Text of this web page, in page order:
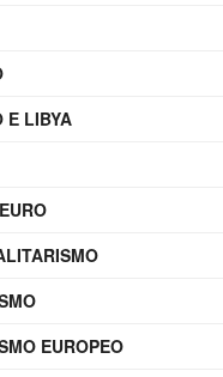
E LIBYA
EUROPEO